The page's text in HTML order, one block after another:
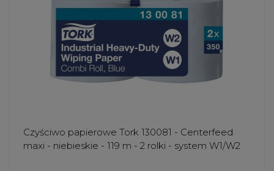
Czyściwo papierowe Tork 130081 - Centerfeed
maxi - niebieskie - 119 m - 2 rolki - system W1/W2